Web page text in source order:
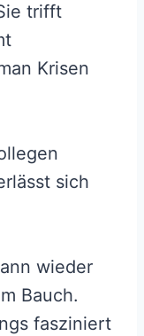
trifft
Krisen
sich
wieder
Bauch.
fasziniert